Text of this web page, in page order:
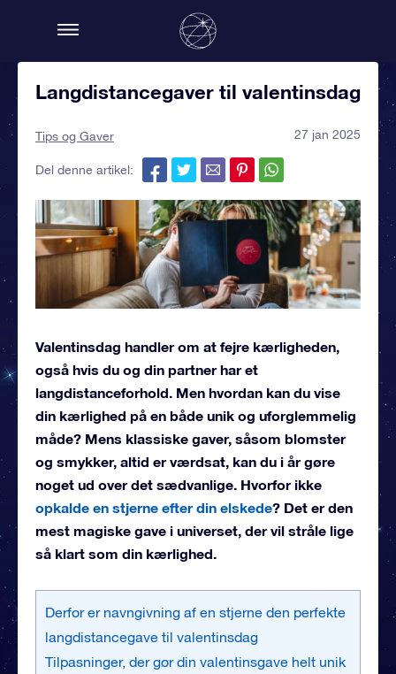
Langdistancegaver til valentinsdag
Tips og Gaver 27 jan 2025
Del denne artikel:
Valentinsdag handler om at fejre kærligheden,
også hvis du og din partner har et
langdistanceforhold. Men hvordan kan du vise
din kærlighed på en både unik og uforglemmelig
måde? Mens klassiske gaver, såsom blomster
og smykker, altid er værdsat, kan du i år gøre
noget ud over det sædvanlige. Hvorfor ikke
opkalde en stjerne efter din elskede? Det er den
mest magiske gave i universet, der vil stråle lige
så klart som din kærlighed.
Derfor er navngivning af en stjerne den perfekte
langdistancegave til valentinsdag
Tilpasninger, der gør din valentinsgave helt unik